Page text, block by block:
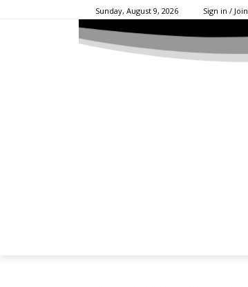
Sunday, August 9, 2026 Sign in / Join